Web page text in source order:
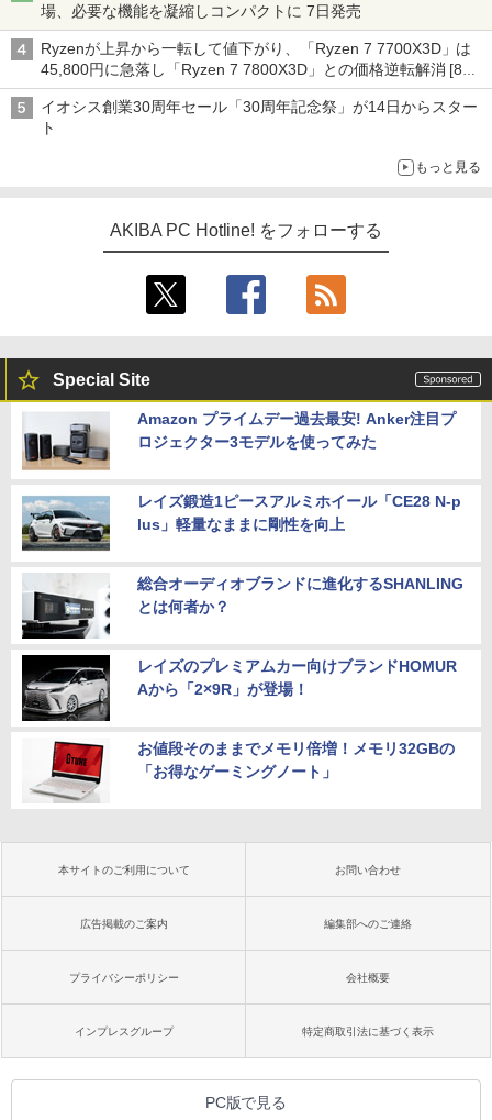
場、必要な機能を凝縮しコンパクトに 7日発売
Ryzenが上昇から一転して値下がり、「Ryzen 7 7700X3D」は
45,800円に急落し「Ryzen 7 7800X3D」との価格逆転解消 [8月
前半のCPU価格]
イオシス創業30周年セール「30周年記念祭」が14日からスター
ト
もっと見る
AKIBA PC Hotline! をフォローする
Special Site
Amazon プライムデー過去最安! Anker注目プ
ロジェクター3モデルを使ってみた
レイズ鍛造1ピースアルミホイール「CE28 N-p
lus」軽量なままに剛性を向上
総合オーディオブランドに進化するSHANLING
とは何者か？
レイズのプレミアムカー向けブランドHOMUR
Aから「2×9R」が登場！
お値段そのままでメモリ倍増！メモリ32GBの
「お得なゲーミングノート」
本サイトのご利用について お問い合わせ
広告掲載のご案内 編集部へのご連絡
プライバシーポリシー 会社概要
インプレスグループ 特定商取引法に基づく表示
PC版で見る